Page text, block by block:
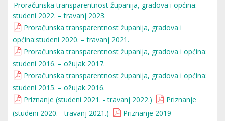
Proračunska transparentnost županija, gradova i općina:
studeni 2022. – travanj 2023.
Proračunska transparentnost županija, gradova i
općina:studeni 2020. – travanj 2021.
Proračunska transparentnost županija, gradova i općina:
studeni 2016. – ožujak 2017.
Proračunska transparentnost županija, gradova i općina:
studeni 2015. – ožujak 2016.
Priznanje (studeni 2021. - travanj 2022.)
Priznanje
(studeni 2020. - travanj 2021.)
Priznanje 2019